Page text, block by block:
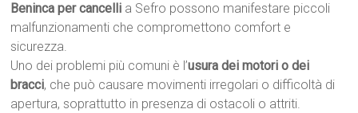
Beninca per cancelli a Sefro possono manifestare piccoli
malfunzionamenti che compromettono comfort e
sicurezza.
Uno dei problemi più comuni è l’usura dei motori o dei
bracci, che può causare movimenti irregolari o difficoltà di
apertura, soprattutto in presenza di ostacoli o attriti.